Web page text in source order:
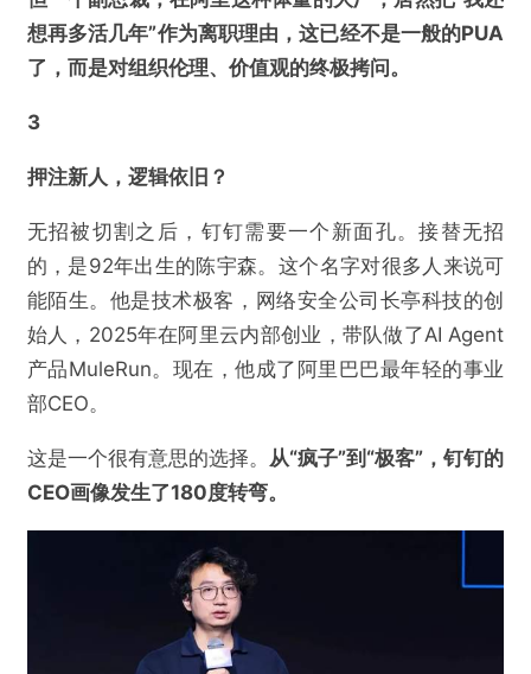
想再多活几年”作为离职理由，这已经不是一般的PUA
了，而是对组织伦理、价值观的终极拷问。
3
押注新人，逻辑依旧？
无招被切割之后，钉钉需要一个新面孔。接替无招
的，是92年出生的陈宇森。这个名字对很多人来说可
能陌生。他是技术极客，网络安全公司长亭科技的创
始人，2025年在阿里云内部创业，带队做了AI Agent
产品MuleRun。现在，他成了阿里巴巴最年轻的事业
部CEO。
这是一个很有意思的选择。 从“疯子”到“极客”，钉钉的
CEO画像发生了180度转弯。